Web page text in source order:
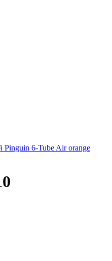
Pinguin 6-Tube Air orange